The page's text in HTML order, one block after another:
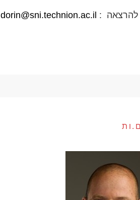
להרצאה : dorin@sni.technion.ac.il